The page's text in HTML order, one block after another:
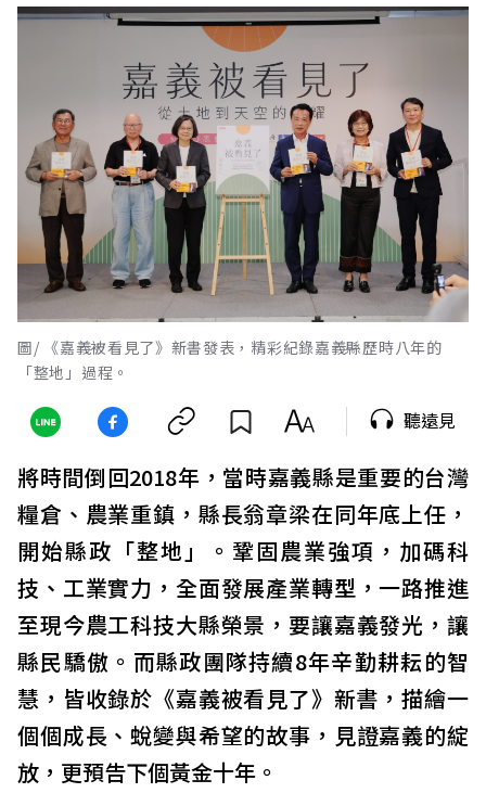
圖/ 《嘉義被看見了》新書發表，精彩紀錄嘉義縣歷時八年的
「整地」過程。
聽遠見
將時間倒回2018年，當時嘉義縣是重要的台灣
糧倉、農業重鎮，縣長翁章梁在同年底上任，
開始縣政「整地」。鞏固農業強項，加碼科
技、工業實力，全面發展產業轉型，一路推進
至現今農工科技大縣榮景，要讓嘉義發光，讓
縣民驕傲。而縣政團隊持續8年辛勤耕耘的智
慧，皆收錄於《嘉義被看見了》新書，描繪一
個個成長、蛻變與希望的故事，見證嘉義的綻
放，更預告下個黃金十年。